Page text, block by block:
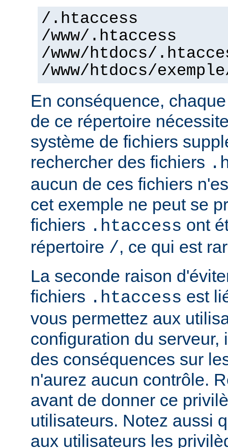
/.htaccess
/www/.htaccess
/www/htdocs/
/www/htdocs/
En conséquence,
de ce répertoire
système de fichiers
rechercher des fichiers
aucun de ces fichiers
cet exemple ne peut se
fichiers .htaccess ont
répertoire /, ce qui est
La seconde raison
fichiers .htaccess est
vous permettez aux
configuration du serveur,
des conséquences sur
n'aurez aucun contrôle.
avant de donner ce
utilisateurs. Notez aussi
aux utilisateurs les